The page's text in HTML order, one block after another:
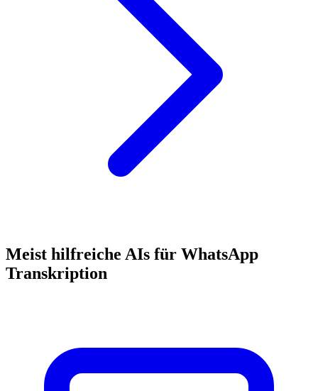
Meist hilfreiche AIs für WhatsApp
Transkription